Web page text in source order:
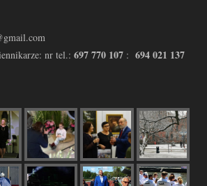
nr tel.: 697 770 107 : 694 021 137